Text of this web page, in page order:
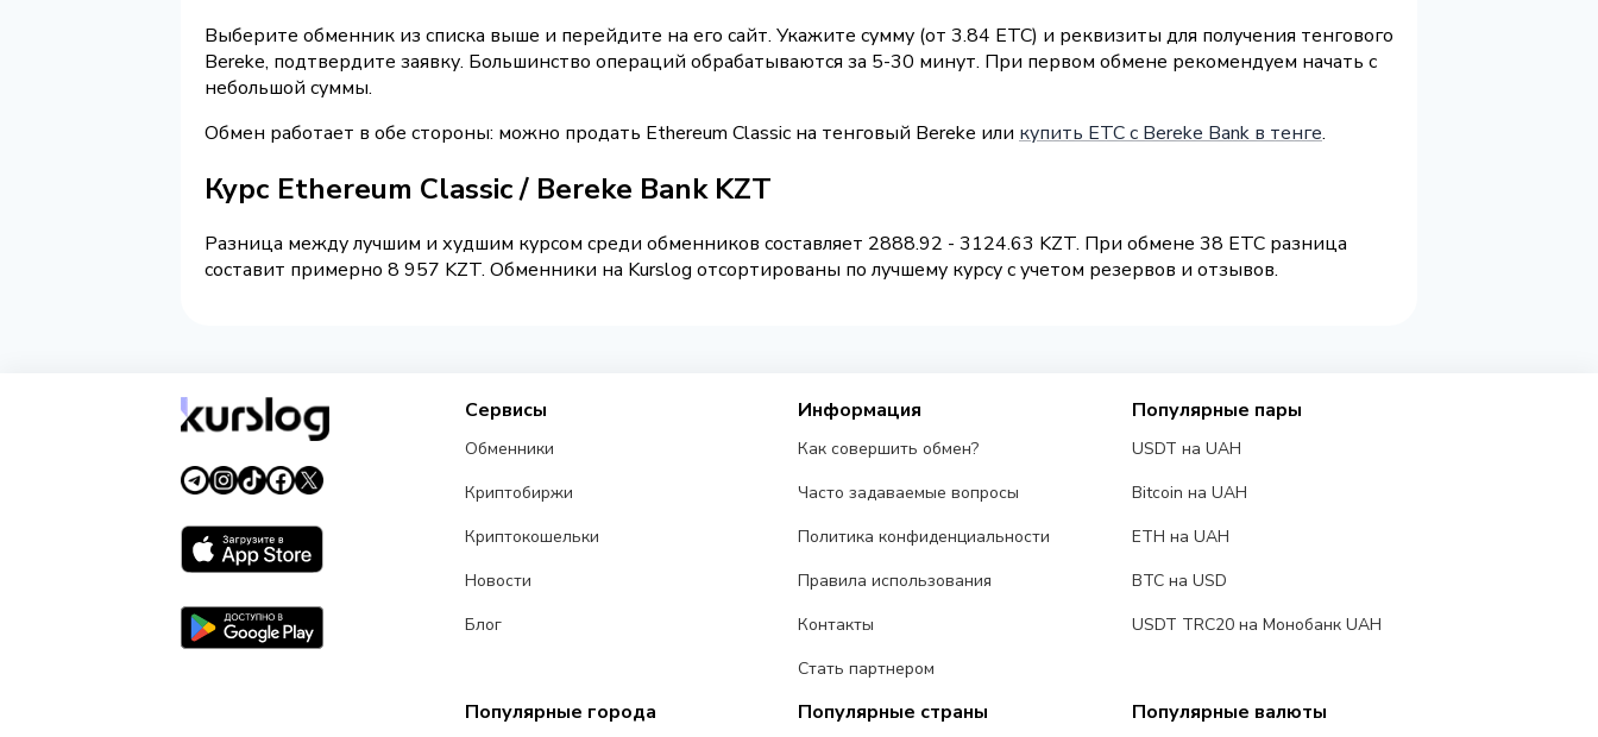
Выберите обменник из списка выше и перейдите на его сайт. Укажите сумму (от 3.84 ETC) и реквизиты для получения тенгового
Bereke, подтвердите заявку. Большинство операций обрабатываются за 5-30 минут. При первом обмене рекомендуем начать с
небольшой суммы.
Обмен работает в обе стороны: можно продать Ethereum Classic на тенговый Bereke или купить ETC с Bereke Bank в тенге.
Курс Ethereum Classic / Bereke Bank KZT
Разница между лучшим и худшим курсом среди обменников составляет 2888.92 - 3124.63 KZT. При обмене 38 ETC разница
составит примерно 8 957 KZT. Обменники на Kurslog отсортированы по лучшему курсу с учетом резервов и отзывов.
Сервисы
Обменники
Криптобиржи
Криптокошельки
Новости
Блог
Информация
Как совершить обмен?
Часто задаваемые вопросы
Политика конфиденциальности
Правила использования
Контакты
Стать партнером
Популярные пары
USDT на UAH
Bitcoin на UAH
ETH на UAH
BTC на USD
USDT TRC20 на Монобанк UAH
Популярные города Популярные страны Популярные валюты